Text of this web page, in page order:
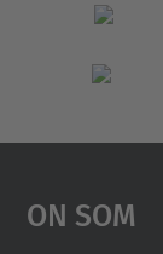
On Som